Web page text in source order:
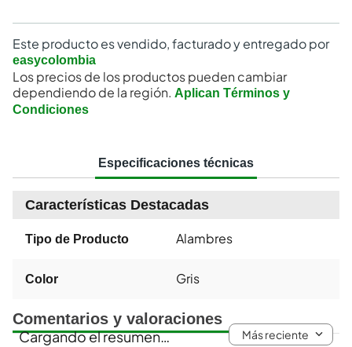
Este producto es vendido, facturado y entregado por
easycolombia
Los precios de los productos pueden cambiar
dependiendo de la región. Aplican Términos y
Condiciones
Especificaciones técnicas
Características Destacadas
Tipo de Producto Alambres
Color Gris
Comentarios y valoraciones
Cargando el resumen… Más reciente